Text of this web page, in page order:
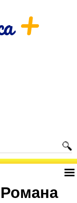
+